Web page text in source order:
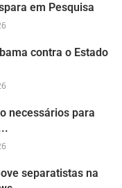
em Pesquisa
contra o Estado
necessários para
separatistas na